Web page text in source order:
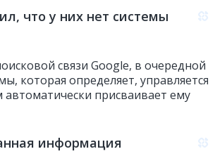
что у них нет системы
связи Google, в очередной
которая определяет, управляется
присваивает ему
информация